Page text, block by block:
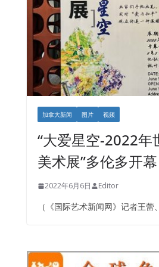
加拿大新闻 图片 视频
“大爱星空-2022年
美术展”多伦多开幕
2022年6月6日 Editor
（《国际艺术新闻网》记者王蕾